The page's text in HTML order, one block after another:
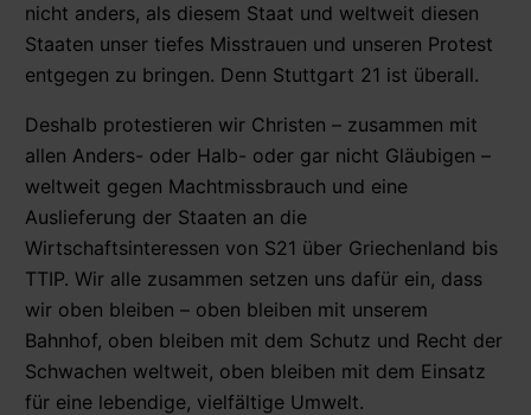
nicht anders, als diesem Staat und weltweit diesen
Staaten unser tiefes Misstrauen und unseren Protest
entgegen zu bringen. Denn Stuttgart 21 ist überall.
Deshalb protestieren wir Christen – zusammen mit
allen Anders- oder Halb- oder gar nicht Gläubigen –
weltweit gegen Machtmissbrauch und eine
Auslieferung der Staaten an die
Wirtschaftsinteressen von S21 über Griechenland bis
TTIP. Wir alle zusammen setzen uns dafür ein, dass
wir oben bleiben – oben bleiben mit unserem
Bahnhof, oben bleiben mit dem Schutz und Recht der
Schwachen weltweit, oben bleiben mit dem Einsatz
für eine lebendige, vielfältige Umwelt.